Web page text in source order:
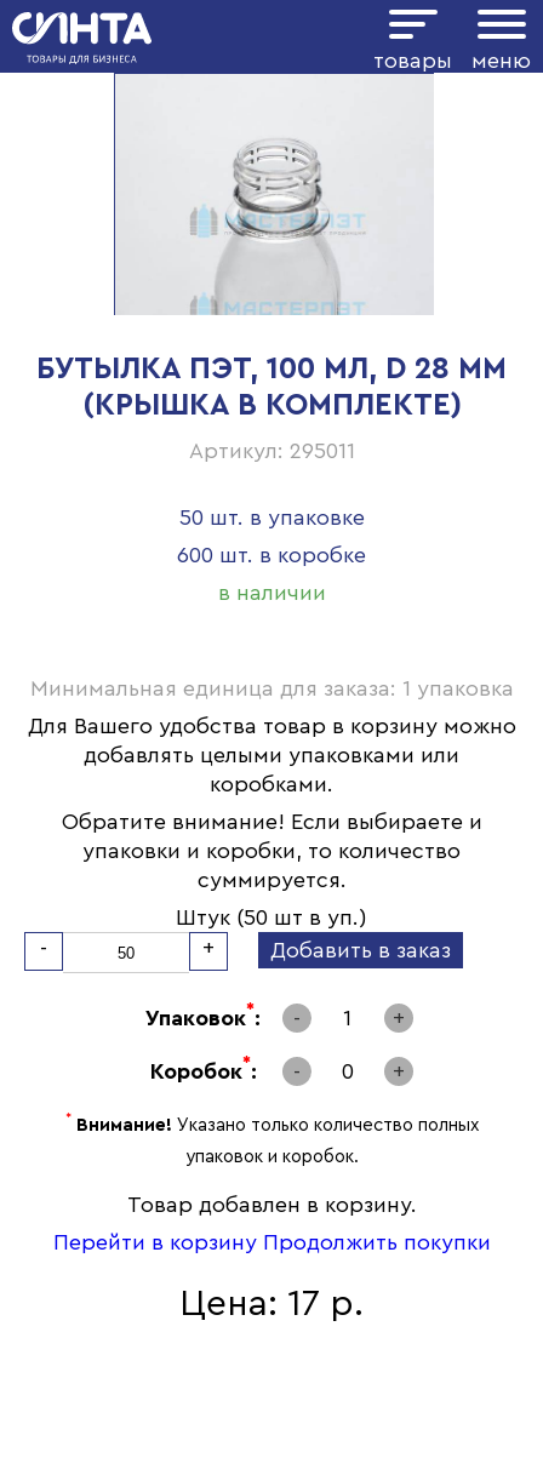
товары меню
БУТЫЛКА ПЭТ, 100 МЛ, D 28 ММ
(КРЫШКА В КОМПЛЕКТЕ)
Артикул: 295011
50 шт. в упаковке
600 шт. в коробке
в наличии
Минимальная единица для заказа: 1 упаковка
Для Вашего удобства товар в корзину можно
добавлять целыми упаковками или
коробками.
Обратите внимание! Если выбираете и
упаковки и коробки, то количество
суммируется.
Штук (50 шт в уп.)
-
+ Добавить в заказ
Упаковок*: - 1 +
Коробок*: - 0 +
* Внимание! Указано только количество полных
упаковок и коробок.
Товар добавлен в корзину.
Перейти в корзину Продолжить покупки
Цена: 17 р.